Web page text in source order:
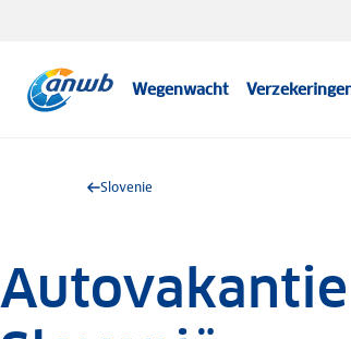
Wegenwacht
Slovenie
Autovakantie